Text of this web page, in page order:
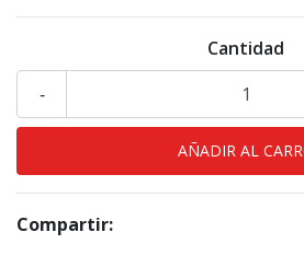
Cantidad
-
Compartir: